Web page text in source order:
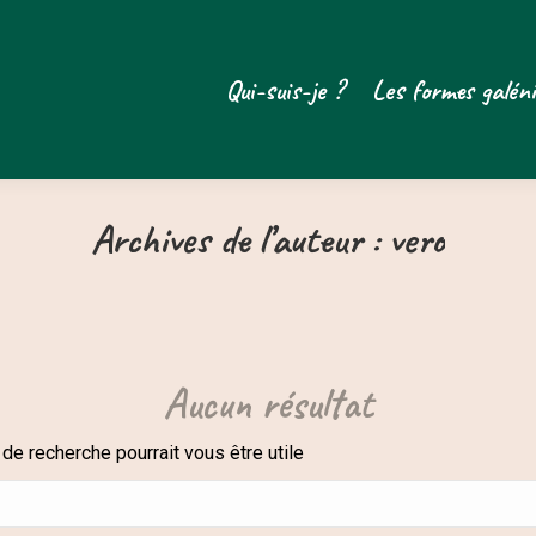
Qui-suis-je ? Les formes
Archives de l’auteur :vero
Aucun résultat
recherche pourrait vous être utile